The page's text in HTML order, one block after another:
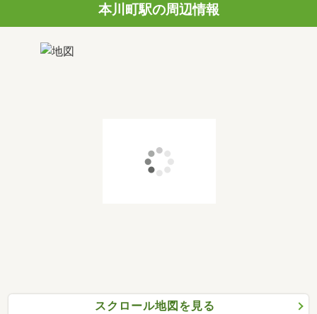
本川町駅の周辺情報
スクロール地図を見る